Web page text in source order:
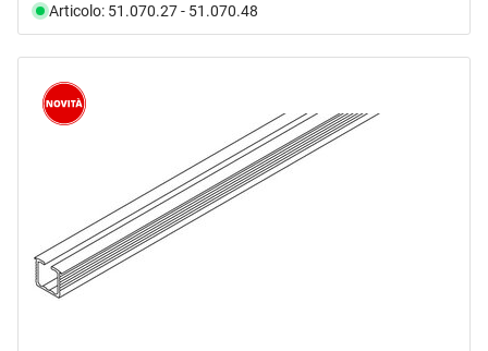
Articolo: 51.070.27 - 51.070.48